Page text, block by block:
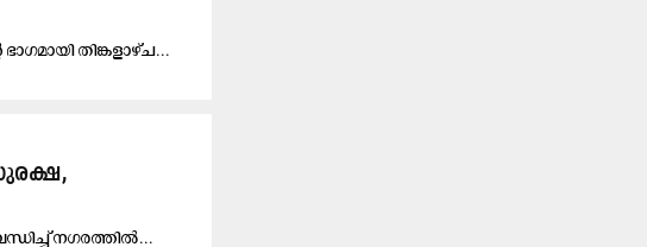
തി​ങ്ക​ളാ​ഴ്ച...
ന​ഗ​ര​ത്തി​ൽ...